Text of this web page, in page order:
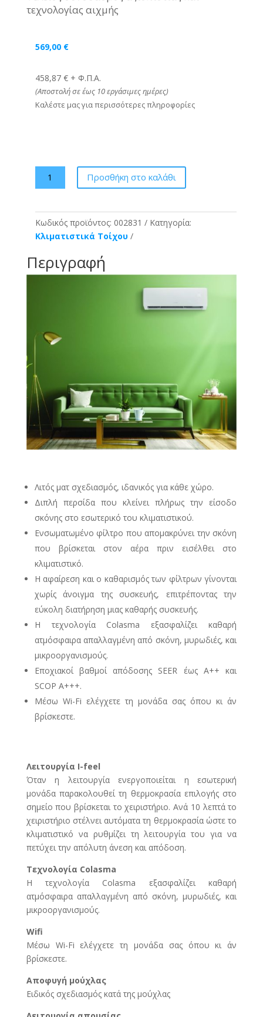
τεχνολογίας αιχμής
569,00 €
458,87 € + Φ.Π.Α.
(Αποστολή σε έως 10εργάσιμες ημέρες)
Καλέστε μας για περισσότερες πληροφορίες
GREE
121QI/KPL-
N5
-
BTU
Προσθήκη στο καλάθι
Κωδικός προϊόντος: 002831
Κατηγορία:
Κλιματιστικά Τοίχου
Περιγραφή
Λιτός ματ σχεδιασμός, ιδανικός για κάθε χώρο.
Διπλή περσίδα που κλείνει πλήρως την είσοδο
σκόνης στο εσωτερικό του κλιματιστικού.
Ενσωματωμένο φίλτρο που απομακρύνει την σκόνη
που βρίσκεται στον αέρα πριν εισέλθει στο
κλιματιστικό.
Η αφαίρεση και ο καθαρισμός των φίλτρων γίνονται
χωρίς άνοιγμα της συσκευής, επιτρέποντας την
εύκολη διατήρηση μιας καθαρής συσκευής.
Η τεχνολογία Colasma εξασφαλίζει καθαρή
ατμόσφαιρα απαλλαγμένη από σκόνη, μυρωδιές, και
μικροοργανισμούς.
Εποχιακοί βαθμοί απόδοσης SEER έως Α++ και
SCOP A+++.
Μέσω Wi-Fi ελέγχετε τη μονάδα σας όπου κι άν
βρίσκεστε.
Λειτουργία I-feel
Όταν η λειτουργία ενεργοποιείται η εσωτερική
μονάδα παρακολουθεί τη θερμοκρασία επιλογής στο
σημείο που βρίσκεται το χειριστήριο. Ανά 10 λεπτά το
χειριστήριο στέλνει αυτόματα τη θερμοκρασία ώστε το
κλιματιστικό να ρυθμίζει τη λειτουργία του για να
πετύχει την απόλυτη άνεση και απόδοση.
Τεχνολογία Colasma
Η τεχνολογία Colasma εξασφαλίζει καθαρή
ατμόσφαιρα απαλλαγμένη από σκόνη, μυρωδιές, και
μικροοργανισμούς.
Wifi
Μέσω Wi-Fi ελέγχετε τη μονάδα σας όπου κι άν
βρίσκεστε.
Αποφυγή μούχλας
Ειδικός σχεδιασμός κατά της μούχλας